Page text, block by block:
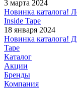
3 марта 2024
Новинка каталога!
Inside Tape
18 января 2024
Новинка каталога!
Tape
Каталог
Акции
Бренды
Компания